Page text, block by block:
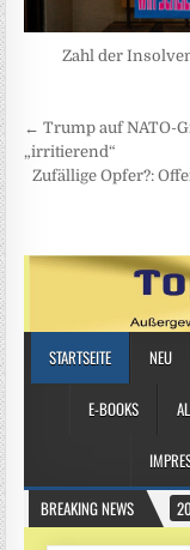
Zahl der
← Trump auf NATO-
„irritierend“
Zufällige Opfer?: